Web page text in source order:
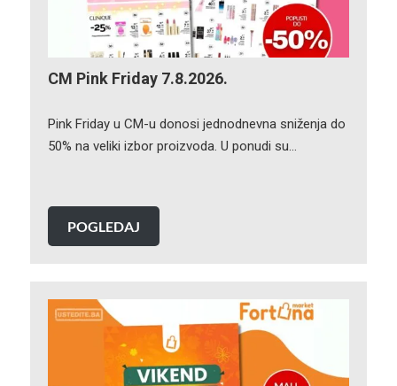
CM Pink Friday 7.8.2026.
Pink Friday u CM-u donosi jednodnevna sniženja do
50% na veliki izbor proizvoda. U ponudi su…
POGLEDAJ